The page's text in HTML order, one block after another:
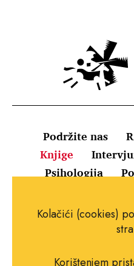
Podržite nas
Knjige
Psihologija
Uvjeti korištenja
Kolačići (cookies)
Korištenjem